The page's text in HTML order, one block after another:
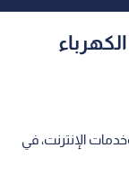
الإنترنت، في